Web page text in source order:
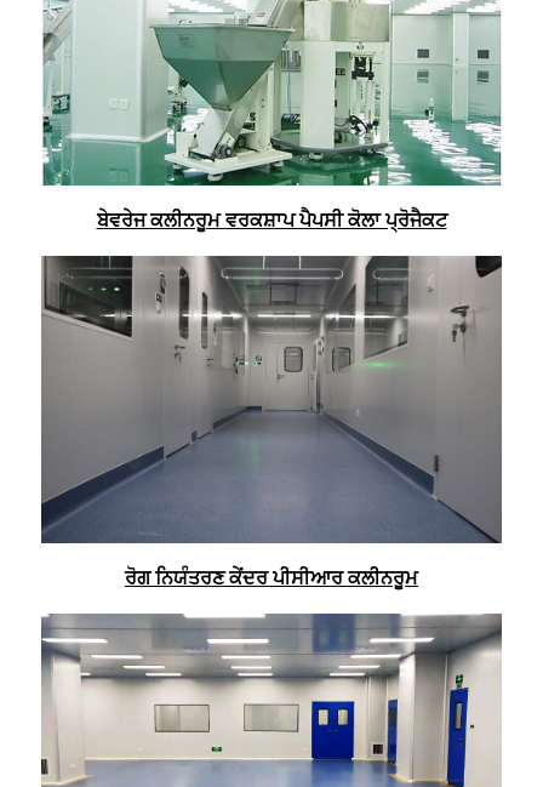
ਬੇਵਰੇਜ ਕਲੀਨਰੂਮ ਵਰਕਸ਼ਾਪ ਪੈਪਸੀ ਕੋਲਾ ਪ੍ਰੋਜੈਕਟ
ਰੋਗ ਨਿਯੰਤਰਣ ਕੇਂਦਰ ਪੀਸੀਆਰ ਕਲੀਨਰੂਮ